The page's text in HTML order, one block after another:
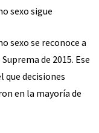
sexo sigue
sexo se reconoce a
de 2015. Ese
que decisiones
en la mayoría de